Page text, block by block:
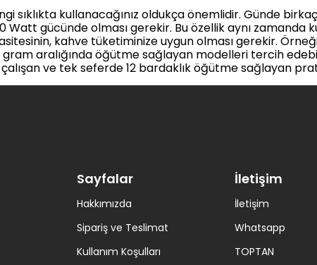
sıklıkta kullanacağınız oldukça önemlidir. Günde
gücünde olması gerekir. Bu özellik aynı zamanda
kahve tüketiminize uygun olması gerekir.
aralığında öğütme sağlayan modelleri tercih
ve tek seferde 12 bardaklık öğütme sağlayan
Sayfalar
Hakkımızda
Sipariş ve Teslimat
Kullanım Koşulları
İletişim
İletişim
Whatsapp
TOPTAN